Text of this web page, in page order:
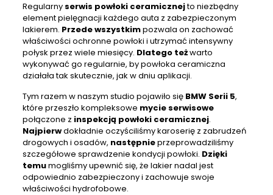
Regularny serwis powłoki ceramicznejto niezbędny
element pielęgnacji każdego auta z zabezpieczonym
lakierem. Przede wszystkimpozwala on zachować
właściwości ochronne powłoki i utrzymać intensywny
połysk przez wiele miesięcy. Dlatego teżwarto
wykonywać go regularnie, by powłoka ceramiczna
działała tak skutecznie, jak w dniu aplikacji.
Tym razem w naszym studio pojawiło się BMW Serii 5,
które przeszło kompleksowe mycie serwisowe
połączone z inspekcją powłoki ceramicznej.
Najpierwdokładnie oczyściliśmy karoserię z zabrudzeń
drogowych i osadów, następnieprzeprowadziliśmy
szczegółowe sprawdzenie kondycji powłoki. Dzięki
temumogliśmy upewnić się, że lakier nadal jest
odpowiednio zabezpieczony i zachowuje swoje
właściwości hydrofobowe.